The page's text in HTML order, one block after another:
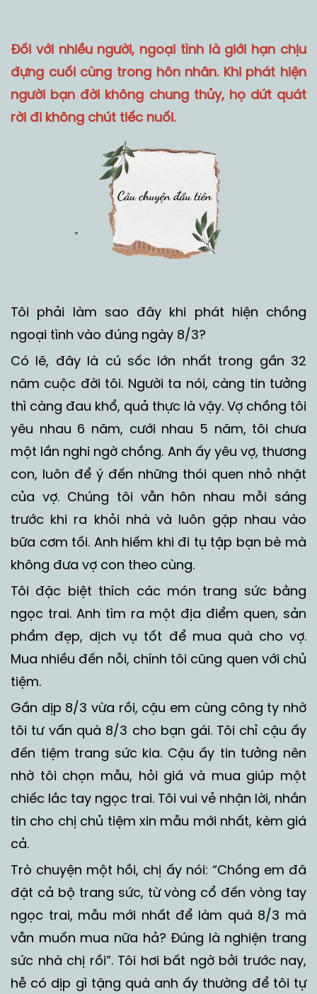
Đối với nhiều người, ngoại tình là giới hạn chịu
đựng cuối cùng trong hôn nhân. Khi phát hiện
người bạn đời không chung thủy, họ dứt quát
rời đi không chút tiếc nuối.
Tôi phải làm sao đây khi phát hiện chồng
ngoại tình vào đúng ngày 8/3?
Có lẽ, đây là cú sốc lớn nhất trong gần 32
năm cuộc đời tôi. Người ta nói, càng tin tưởng
thì càng đau khổ, quả thực là vậy. Vợ chồng tôi
yêu nhau 6 năm, cưới nhau 5 năm, tôi chưa
một lần nghi ngờ chồng. Anh ấy yêu vợ, thương
con, luôn để ý đến những thói quen nhỏ nhặt
của vợ. Chúng tôi vẫn hôn nhau mỗi sáng
trước khi ra khỏi nhà và luôn gặp nhau vào
bữa cơm tối. Anh hiếm khi đi tụ tập bạn bè mà
không đưa vợ con theo cùng.
Tôi đặc biệt thích các món trang sức bằng
ngọc trai. Anh tìm ra một địa điểm quen, sản
phẩm đẹp, dịch vụ tốt để mua quà cho vợ.
Mua nhiều đến nỗi, chính tôi cũng quen với chủ
tiệm.
Gần dịp 8/3 vừa rồi, cậu em cùng công ty nhờ
tôi tư vấn quà 8/3 cho bạn gái. Tôi chỉ cậu ấy
đến tiệm trang sức kia. Cậu ấy tin tưởng nên
nhờ tôi chọn mẫu, hỏi giá và mua giúp một
chiếc lắc tay ngọc trai. Tôi vui vẻ nhận lời, nhắn
tin cho chị chủ tiệm xin mẫu mới nhất, kèm giá
cả.
Trò chuyện một hồi, chị ấy nói: “Chồng em đã
đặt cả bộ trang sức, từ vòng cổ đến vòng tay
ngọc trai, mẫu mới nhất để làm quà 8/3 mà
vẫn muốn mua nữa hả? Đúng là nghiện trang
sức nhà chị rồi”. Tôi hơi bất ngờ bởi trước nay,
hễ có dịp gì tặng quà anh ấy thường để tôi tự